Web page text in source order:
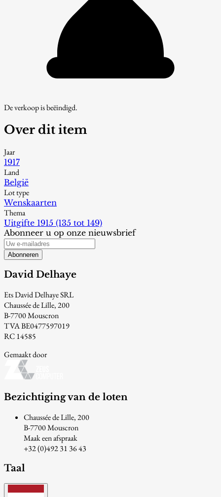
De verkoop is beëindigd.
Over dit item
Jaar
1917
Land
België
Lot type
Wenskaarten
Thema
Uitgifte 1915 (135 tot 149)
Abonneer u op onze nieuwsbrief
Abonneren
David Delhaye
Ets David Delhaye SRL
Chaussée de Lille, 200
B-7700 Mouscron
TVA BE0477597019
RC 14585
Gemaakt door
Bezichtiging van de loten
Chaussée de Lille, 200
B-7700 Mouscron
Maak een afspraak
+32 (0)492 31 36 43
Taal